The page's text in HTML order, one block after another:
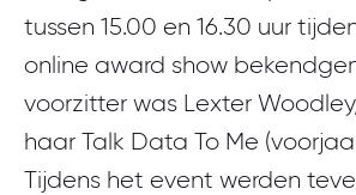
tussen 15.00 en 16.30 uur
online award show
voorzitter was Lexter
haar Talk Data To Me
Tijdens het event werden